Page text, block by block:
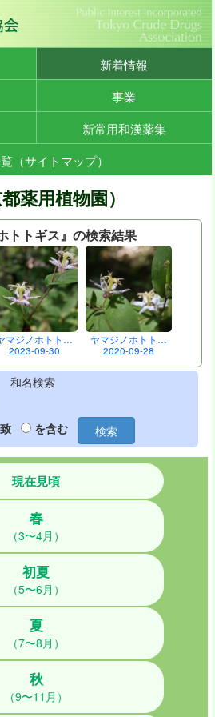
新着情報
事業
新常用和漢薬集
（サイトマップ）
薬用植物園）
トトギス』の検索結果
マジノホトト…
2023-09-30
ヤマジノホトト…
2020-09-28
和名検索
を含む 検索
現在見頃
春
（3〜4月）
初夏
（5〜6月）
夏
（7〜8月）
秋
（9〜11月）